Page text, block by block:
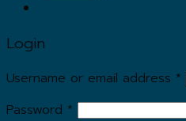
Login
Username or email address *
Password *